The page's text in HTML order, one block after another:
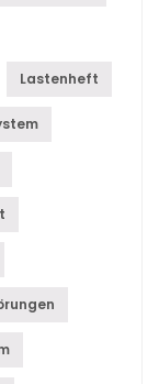
Lastenheft